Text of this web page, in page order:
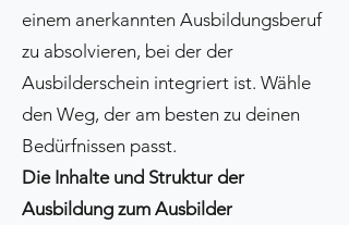
einem anerkannten Ausbildungsberuf
zu absolvieren, bei der der
Ausbilderschein integriert ist. Wähle
den Weg, der am besten zu deinen
Bedürfnissen passt.
Die Inhalte und Struktur der
Ausbildung zum Ausbilder